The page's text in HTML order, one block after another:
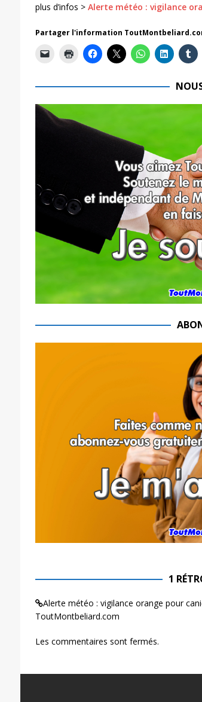
plus d’infos > Alerte météo : vigilance
Partager l'information
1
Alerte météo : vigilance orange pour
ToutMontbeliard.com
Les commentaires sont fermés.